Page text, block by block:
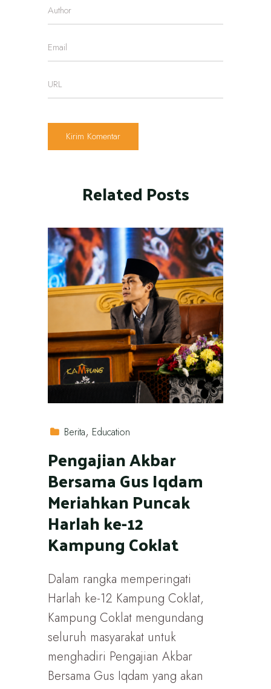
Related Posts
Berita Education
Pengajian Akbar
Bersama Gus Iqdam
Meriahkan Puncak
Harlah ke-12
Kampung Coklat
Dalam rangka memperingati
Harlah ke-12 Kampung Coklat,
Kampung Coklat mengundang
seluruh masyarakat untuk
menghadiri Pengajian Akbar
Bersama Gus Iqdam yang akan